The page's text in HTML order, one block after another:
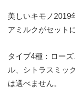
美しいキモノ2019
アミルクがセット
タイプ4種：ロー
ル、シトラスミッ
は選べません。